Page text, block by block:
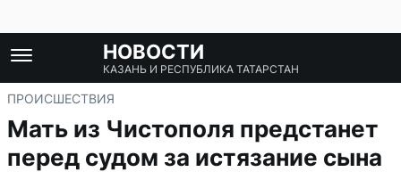
НОВОСТИ
КАЗАНЬ И РЕСПУБЛИКА ТАТАРСТАН
ПРОИСШЕСТВИЯ
Мать из Чистополя предстанет
перед судом за истязание сына